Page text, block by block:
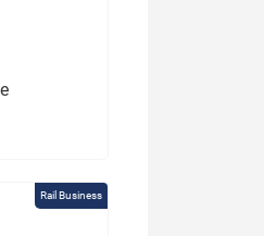
Rail Business